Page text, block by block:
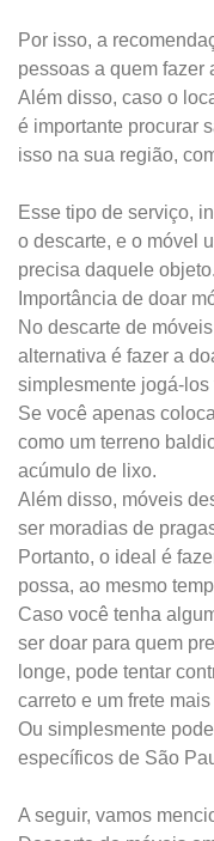
Por isso, a
pessoas a quem fazer
Além disso, caso o
é importante procurar
isso na sua região,
Esse tipo de serviço,
o descarte, e o móvel
precisa daquele objeto.
Importância de doar
No descarte de
alternativa é fazer a
simplesmente jogá-los
Se você apenas
como um terreno
acúmulo de lixo.
Além disso, móveis
ser moradias de
Portanto, o ideal é
possa, ao mesmo
Caso você tenha
ser doar para quem
longe, pode tentar
carreto e um frete
Ou simplesmente
específicos de São
A seguir, vamos